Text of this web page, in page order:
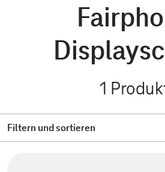
1
Filtern und sortieren